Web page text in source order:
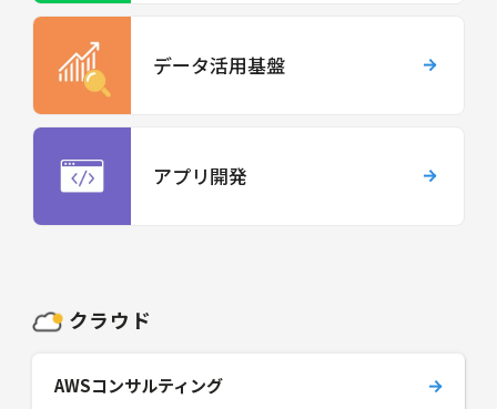
データ活用基盤
アプリ開発
クラウド
AWSコンサルティング